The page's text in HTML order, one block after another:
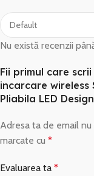
Nu există recenzii
Fii primul care
incarcare wireless
Pliabila LED
Adresa ta de email nu
marcate cu *
Evaluarea ta *